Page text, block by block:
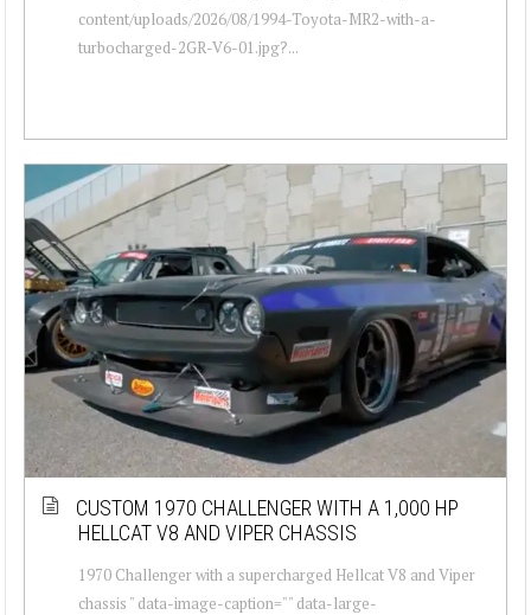
content/uploads/2026/08/1994-Toyota-MR2-with-a-
turbocharged-2GR-V6-01.jpg?...
CUSTOM 1970 CHALLENGER WITH A 1,000 HP
HELLCAT V8 AND VIPER CHASSIS
1970 Challenger with a supercharged Hellcat V8 and Viper
chassis " data-image-caption="" data-large-